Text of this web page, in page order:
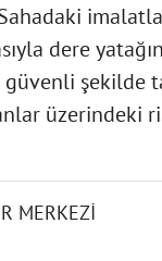
dere
güvenli şekilde
üzerindeki
MERKEZİ